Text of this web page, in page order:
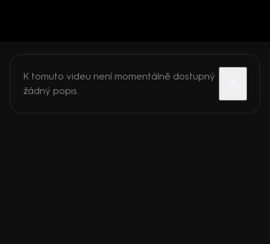
K tomuto videu není momentálně dostupný
žádný popis.